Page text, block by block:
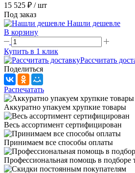
15 525 ₽ / шт
Под заказ
Нашли дешевле
В корзину
Купить в 1 клик
Рассчитать
Поделиться
Распечатать
Аккуратно упакуем хрупкие товары
Весь ассортимент сертифицирован
Принимаем все способы оплаты
Профессиональная помощь в подборе